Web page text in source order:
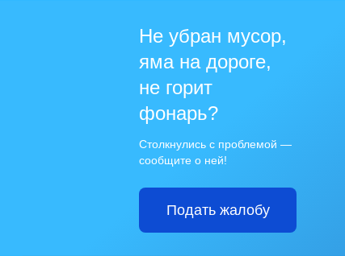
Не убран мусор,
яма на дороге,
не горит
фонарь?
Столкнулись с проблемой —
сообщите о ней!
Подать жалобу